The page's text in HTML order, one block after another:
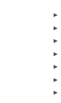
►
►
►
►
►
►
►